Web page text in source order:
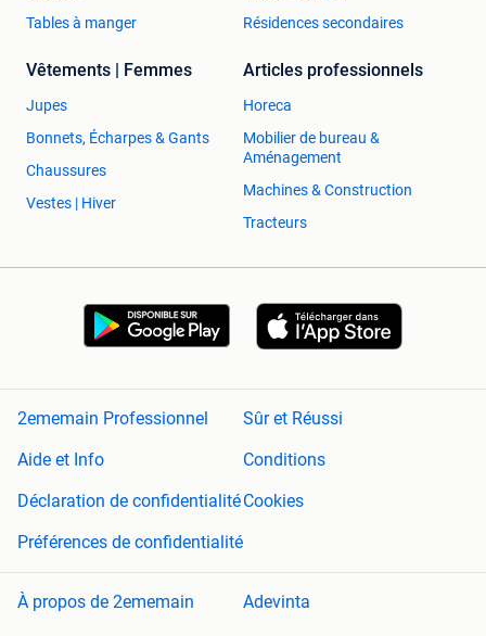
Tables à manger
Résidences secondaires
Vêtements | Femmes
Jupes
Bonnets, Écharpes & Gants
Chaussures
Vestes | Hiver
Articles professionnels
Horeca
Mobilier de bureau &
Aménagement
Machines & Construction
Tracteurs
2ememain Professionnel
Sûr et Réussi
Aide et Info
Conditions
Déclaration de confidentialitéCookies
Préférences de confidentialité
À propos de 2ememain
Adevinta